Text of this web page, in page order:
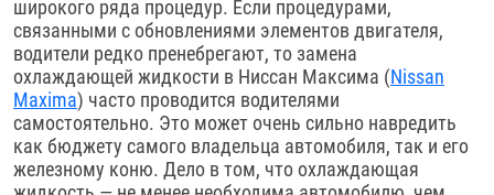
широкого ряда процедур. Если процедурами,
связанными с обновлениями элементов двигателя,
водители редко пренебрегают, то замена
охлаждающей жидкости в Ниссан Максима (Nissan
Maxima) часто проводится водителями
самостоятельно. Это может очень сильно навредить
как бюджету самого владельца автомобиля, так и его
железному коню. Дело в том, что охлаждающая